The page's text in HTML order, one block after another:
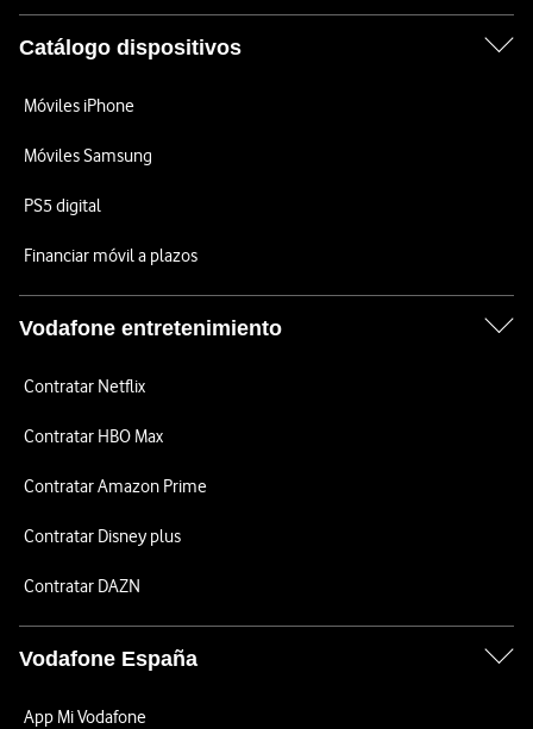
Catálogo dispositivos
Móviles iPhone
Móviles Samsung
PS5 digital
Financiar móvil a plazos
Vodafone entretenimiento
Contratar Netflix
Contratar HBO Max
Contratar Amazon Prime
Contratar Disney plus
Contratar DAZN
Vodafone España
App Mi Vodafone